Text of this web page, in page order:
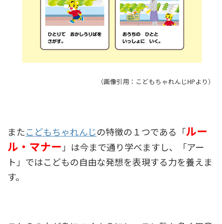
（画像引用：こどもちゃれんじHPより）
またこどもちゃれんじの特徴の１つである「ルー
ル・マナー 」は今まで通り学べますし、「アー
ト」ではこどもの自由な発想を表現する力を養えま
す。